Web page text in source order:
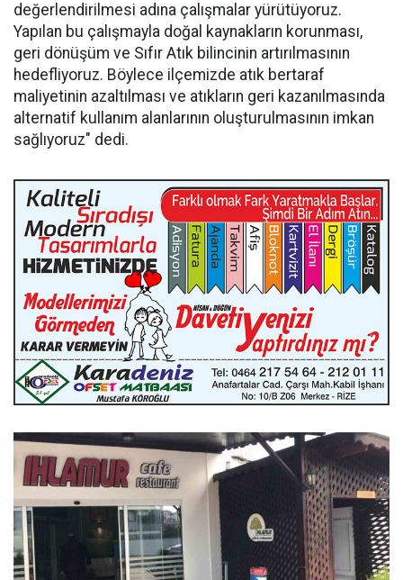
değerlendirilmesi adına çalışmalar yürütüyoruz.
Yapılan bu çalışmayla doğal kaynakların korunması,
geri dönüşüm ve Sıfır Atık bilincinin artırılmasının
hedefliyoruz. Böylece ilçemizde atık bertaraf
maliyetinin azaltılması ve atıkların geri kazanılmasında
alternatif kullanım alanlarının oluşturulmasının imkan
sağlıyoruz" dedi.